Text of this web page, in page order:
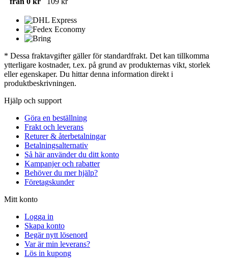
* Dessa fraktavgifter gäller för standardfrakt. Det kan tillkomma
ytterligare kostnader, t.ex. på grund av produkternas vikt, storlek
eller egenskaper. Du hittar denna information direkt i
produktbeskrivningen.
Hjälp och support
Göra en beställning
Frakt och leverans
Returer & återbetalningar
Betalningsalternativ
Så här använder du ditt konto
Kampanjer och rabatter
Behöver du mer hjälp?
Företagskunder
Mitt konto
Logga in
Skapa konto
Begär nytt lösenord
Var är min leverans?
Lös in kupong